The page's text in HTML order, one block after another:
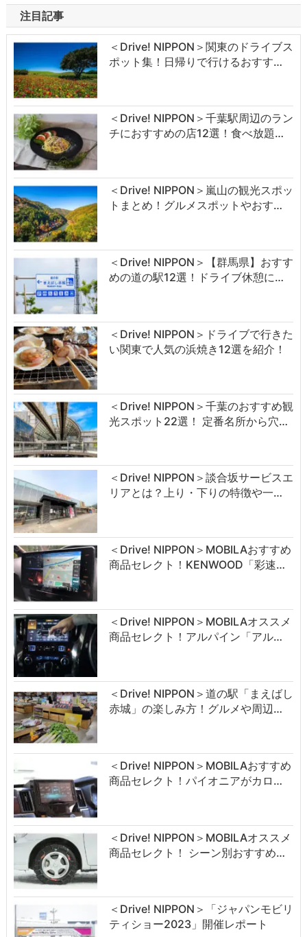
注目記事
＜Drive! NIPPON＞関東のドライブス
ポット集！日帰りで行けるおすす…
＜Drive! NIPPON＞千葉駅周辺のラン
チにおすすめの店12選！食べ放題…
＜Drive! NIPPON＞嵐山の観光スポッ
トまとめ！グルメスポットやおす…
＜Drive! NIPPON＞【群馬県】おすす
めの道の駅12選！ドライブ休憩に…
＜Drive! NIPPON＞ドライブで行きた
い関東で人気の浜焼き12選を紹介！
＜Drive! NIPPON＞千葉のおすすめ観
光スポット22選！ 定番名所から穴…
＜Drive! NIPPON＞談合坂サービスエ
リアとは？上り・下りの特徴や一…
＜Drive! NIPPON＞MOBILAおすすめ
商品セレクト！KENWOOD「彩速…
＜Drive! NIPPON＞MOBILAオススメ
商品セレクト！アルパイン「アル…
＜Drive! NIPPON＞道の駅「まえばし
赤城」の楽しみ方！グルメや周辺…
＜Drive! NIPPON＞MOBILAおすすめ
商品セレクト！パイオニアがカロ…
＜Drive! NIPPON＞MOBILAオススメ
商品セレクト！ シーン別おすすめ…
＜Drive! NIPPON＞「ジャパンモビリ
ティショー2023」開催レポート